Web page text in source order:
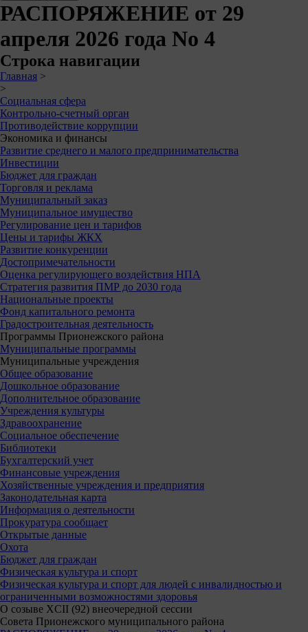
РАСПОРЯЖЕНИЕ от 29
апреля 2026 года No 4
Строка навигации
Главная >
>
Социальная сфера
Контрольно-счетный орган
Противодействие коррупции
Экономика и финансы
Развитие среднего и малого предпринимательства
Инвестиции
Бюджет для граждан
Торговля и реклама
Муниципальный заказ
Муниципальное имущество
Регулирование цен и тарифов
Цены и тарифы ЖКХ
Развитие конкуренции
Достопримечательности
Оценка регулирующего воздействия НПА
Стратегия развития ПМР до 2030 года
Национальные проекты
Фонд капитального ремонта
Градостроительная деятельность
Программы Прионежского района
Муниципальные программы
Муниципальные учреждения
Общее образование
Дошкольное образование
Дополнительное образование
Учреждения культуры
Здравоохранение
Социальное обеспечение
Библиотеки
Бухгалтерский учет
Финансовые учреждения
Хозяйственные учреждения и предприятия
Законодательная карта
Информация о деятельности
Прокуратура сообщает
Открытые данные
Охота
Бюджет для граждан
Физическая культура и спорт
Физическая культура и спорт для людей с инвалидностью и
ограниченными возможностями здоровья
О созыве XCII (92) внеочередной сессии
Совета Прионежского муниципального района